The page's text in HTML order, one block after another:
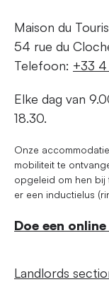
Maison du
54 rue du
Telefoon: +33
Elke dag van
18.30.
Onze
mobiliteit te
opgeleid om hen bij
er een inductielus
Doe een
Landlords